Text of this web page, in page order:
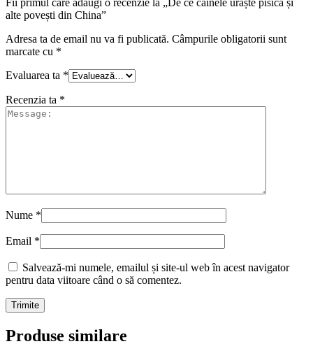
alte povești din China”
Adresa ta de email nu va fi publicată. Câmpurile obligatorii sunt
marcate cu *
Evaluarea ta *
Recenzia ta *
Nume *
Email *
Salvează-mi numele, emailul și site-ul web în acest navigator
pentru data viitoare când o să comentez.
Produse similare